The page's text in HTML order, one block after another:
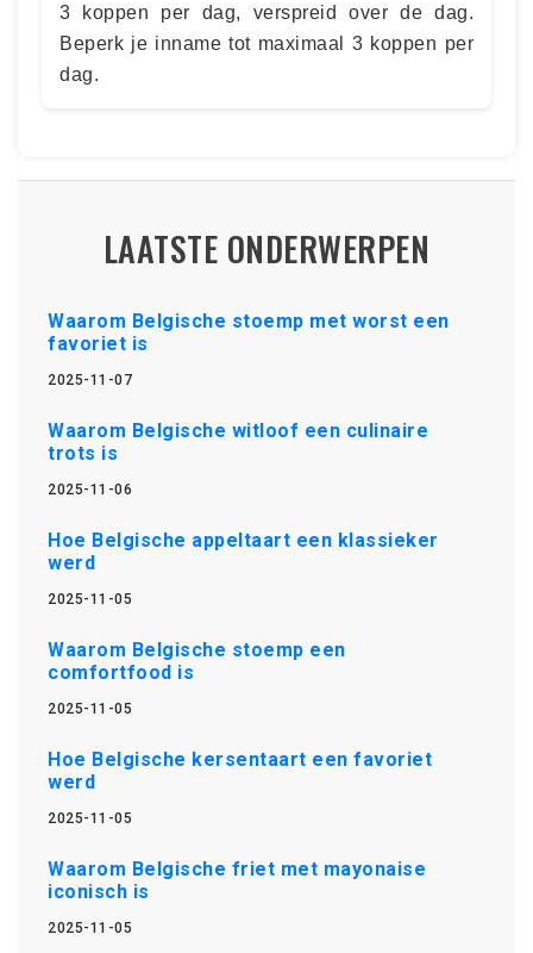
3 koppen per dag, verspreid over de dag.
Beperk je inname tot maximaal 3 koppen per
dag.
LAATSTE ONDERWERPEN
Waarom Belgische stoemp met worst een
favoriet is
2025-11-07
Waarom Belgische witloof een culinaire
trots is
2025-11-06
Hoe Belgische appeltaart een klassieker
werd
2025-11-05
Waarom Belgische stoemp een
comfortfood is
2025-11-05
Hoe Belgische kersentaart een favoriet
werd
2025-11-05
Waarom Belgische friet met mayonaise
iconisch is
2025-11-05